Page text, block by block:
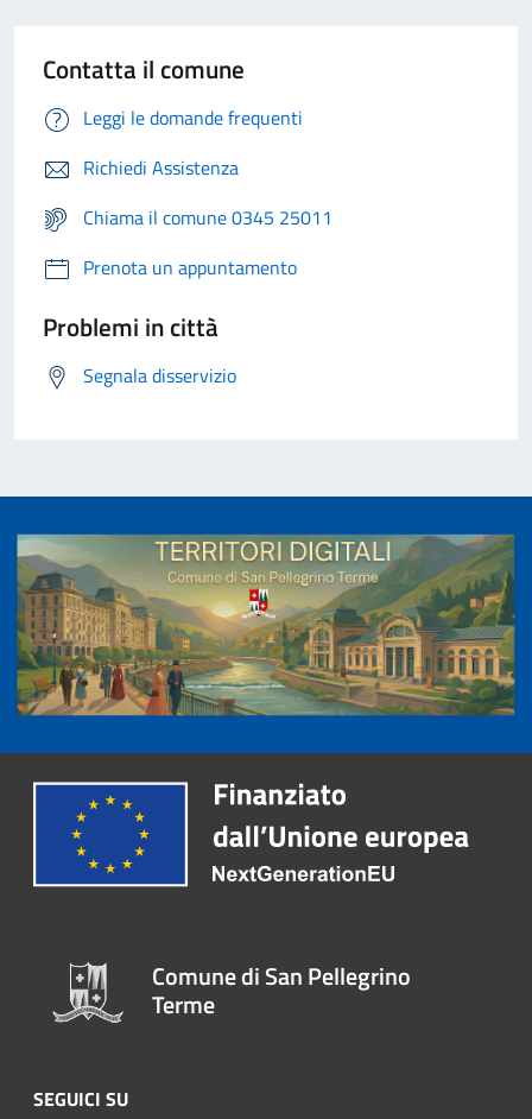
Contatta il comune
Leggi le domande frequenti
Richiedi Assistenza
Chiama il comune 0345 25011
Prenota un appuntamento
Problemi in città
Segnala disservizio
Comune di San Pellegrino
Terme
SEGUICI SU